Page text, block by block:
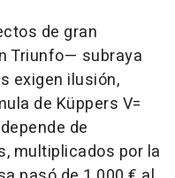
de gran
Triunfo— subraya
exigen ilusión,
de Küppers V=
de
multiplicados por la